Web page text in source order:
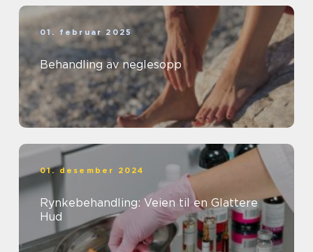
01. februar 2025
Behandling av neglesopp
01. desember 2024
Rynkebehandling: Veien til en Glattere
Hud